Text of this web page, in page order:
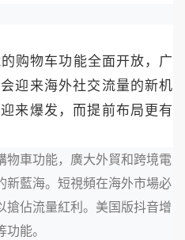
购物车功能全面开放，广
迎来海外社交流量的新机
来爆发，而提前布局更有
物車功能，廣大外貿和跨境電
新藍海。短視頻在海外市場必
佔流量紅利。美国版抖音增
能。